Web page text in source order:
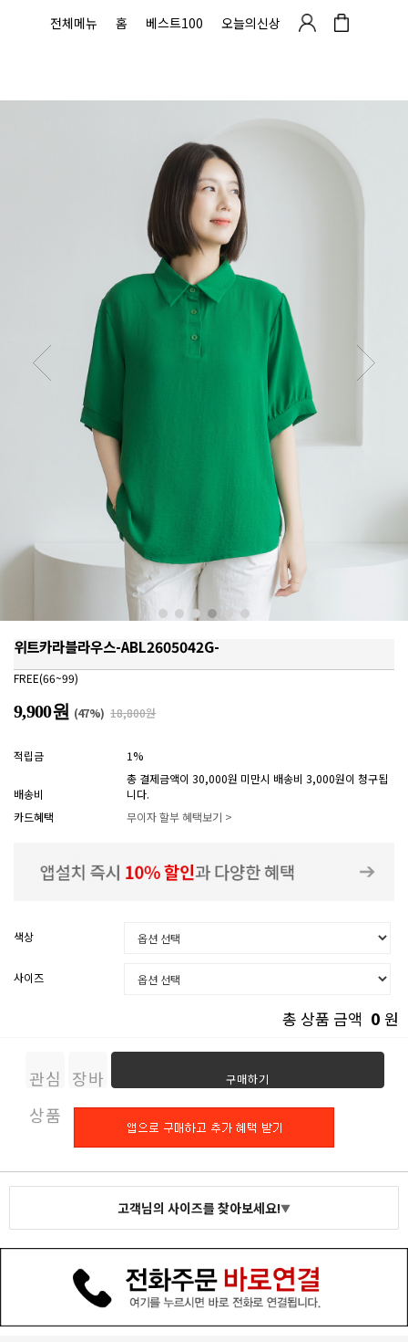
전체메뉴 홈 베스트100 오늘의신상
위트카라블라우스-ABL2605042G-
FREE(66~99)
9,900원 (47%) 18,800원
적립금 1%
배송비
총 결제금액이 30,000원 미만시 배송비 3,000원이 청구됩
니다.
카드혜택
무이자 할부 혜택보기 >
색상
사이즈
총 상품 금액 0 원
관심
상품
장바
구니
구매하기
고객님의 사이즈를 찾아보세요!▼